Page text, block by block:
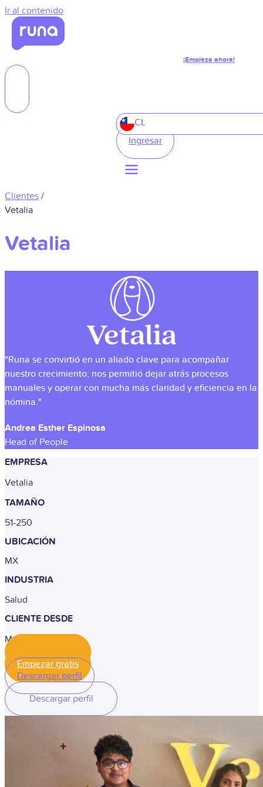
Ir al contenido
¡Empieza ahora!
CL
Ingresar
Clientes /
Vetalia
Vetalia
"Runa se convirtió en un aliado clave para acompañar
nuestro crecimiento; nos permitió dejar atrás procesos
manuales y operar con mucha más claridad y eficiencia en la
nómina."
Andrea Esther Espinosa
Head of People
EMPRESA
Vetalia
TAMAÑO
51-250
UBICACIÓN
MX
INDUSTRIA
Salud
CLIENTE DESDE
Marzo, 2025
Empezar gratis
Descargar perfil
Descargar perfil